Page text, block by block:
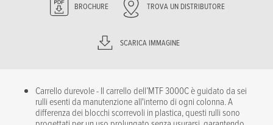
BROCHURE TROVA UN DISTRIBUTORE
SCARICA IMMAGINE
Carrello durevole - Il carrello dell’MTF 3000C è guidato da sei
rulli esenti da manutenzione all'interno di ogni colonna. A
differenza dei blocchi scorrevoli in plastica, questi rulli sono